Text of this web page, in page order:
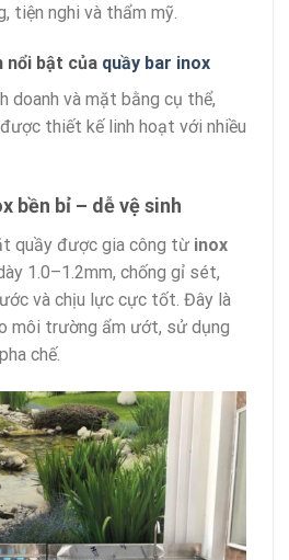
tiện nghi và thẩm mỹ.
nổi bật của quầy bar inox
doanh và mặt bằng cụ thể,
thiết kế linh hoạt với nhiều
bền bỉ – dễ vệ sinh
quầy được gia công từ inox
1.0–1.2mm, chống gỉ sét,
và chịu lực cực tốt. Đây là
môi trường ẩm ướt, sử dụng
chế.